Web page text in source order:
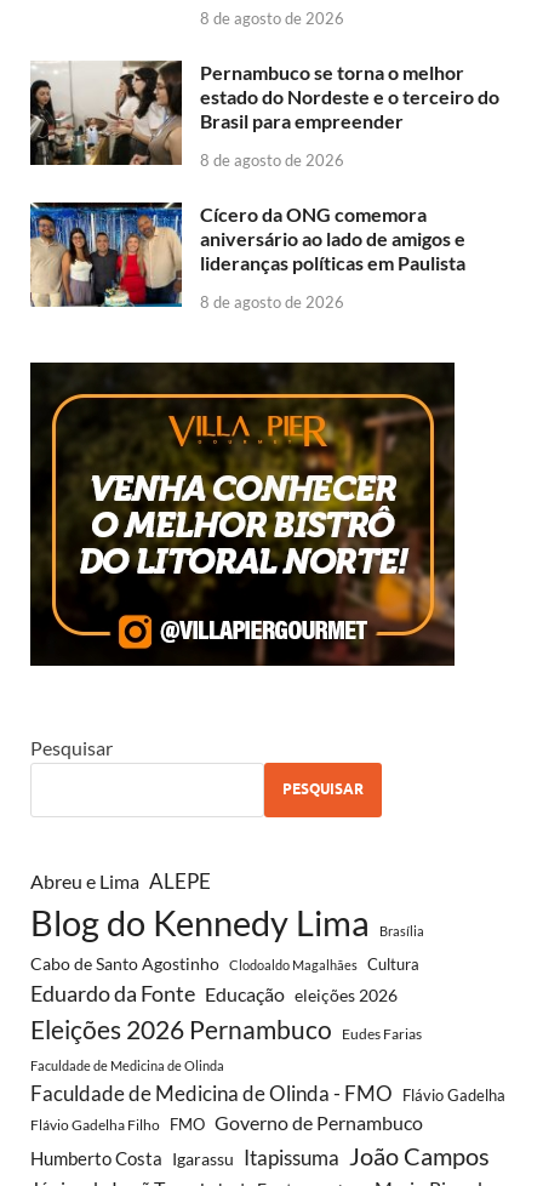
8 de agosto de 2026
Pernambuco se torna o melhor
estado do Nordeste e o terceiro do
Brasil para empreender
8 de agosto de 2026
Cícero da ONG comemora
aniversário ao lado de amigos e
lideranças políticas em Paulista
8 de agosto de 2026
Pesquisar
PESQUISAR
Abreu e Lima ALEPE
Blog do Kennedy Lima Brasília
Cabo de Santo Agostinho Clodoaldo Magalhães Cultura
Eduardo da Fonte Educação eleições 2026
Eleições 2026 Pernambuco Eudes Farias
Faculdade de Medicina de Olinda
Faculdade de Medicina de Olinda - FMO Flávio Gadelha
Flávio Gadelha Filho FMO Governo de Pernambuco
Humberto Costa Igarassu Itapissuma João Campos